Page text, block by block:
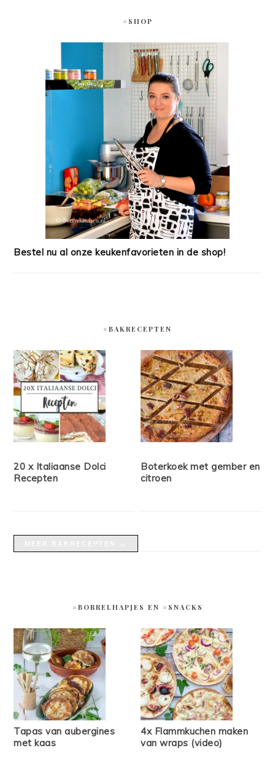
#SHOP
Bestel nu al onze keukenfavorieten in de shop!
#BAKRECEPTEN
20 x Italiaanse Dolci
Recepten
Boterkoek met gember en
citroen
#BORRELHAPJES EN #SNACKS
Tapas van aubergines
met kaas
4x Flammkuchen maken
van wraps (video)